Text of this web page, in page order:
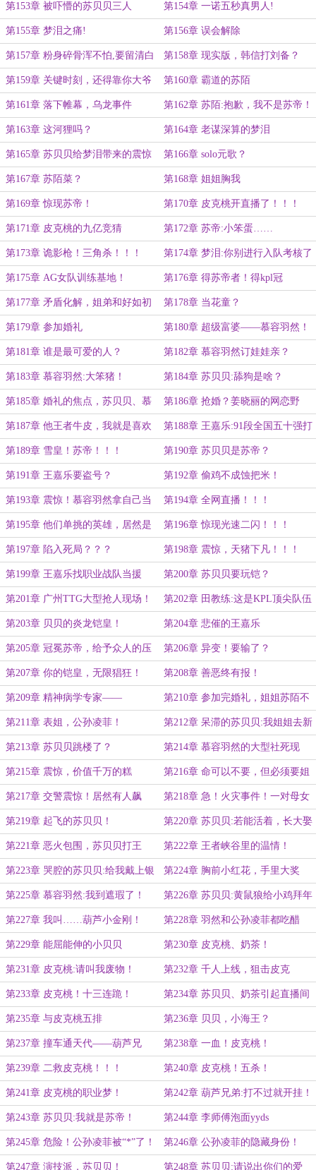
第153章 被吓懵的苏贝贝三人 第154章 一诺五秒真男人!
第155章 梦泪之痛! 第156章 误会解除
第157章 粉身碎骨浑不怕,要留清白
在人间
第158章 现实版，韩信打刘备？
第159章 关键时刻，还得靠你大爷 第160章 霸道的苏陌
第161章 落下帷幕，乌龙事件 第162章 苏陌:抱歉，我不是苏帝！
第163章 这河狸吗？ 第164章 老谋深算的梦泪
第165章 苏贝贝给梦泪带来的震惊 第166章 solo元歌？
第167章 苏陌菜？ 第168章 姐姐胸我
第169章 惊现苏帝！ 第170章 皮克桃开直播了！！！
第171章 皮克桃的九亿竞猜
币！！！
第172章 苏帝:小笨蛋……
第173章 诡影枪！三角杀！！！ 第174章 梦泪:你别进行入队考核了
第175章 AG女队训练基地！ 第176章 得苏帝者！得kpl冠
军！！！
第177章 矛盾化解，姐弟和好如初 第178章 当花童？
第179章 参加婚礼 第180章 超级富婆——慕容羽然！
第181章 谁是最可爱的人？ 第182章 慕容羽然订娃娃亲？
第183章 慕容羽然:大笨猪！ 第184章 苏贝贝:舔狗是啥？
第185章 婚礼的焦点，苏贝贝、慕
容羽然！！！
第186章 抢婚？姜晓丽的网恋野
王！！！
第187章 他王者牛皮，我就是喜欢
他！！！
第188章 王嘉乐:91段全国五十强打
野！！！
第189章 雪皇！苏帝！！！ 第190章 苏贝贝是苏帝？
第191章 王嘉乐要盗号？ 第192章 偷鸡不成蚀把米！
第193章 震惊！慕容羽然拿自己当
比赛赌注！
第194章 全网直播！！！
第195章 他们单挑的英雄，居然是
它！
第196章 惊现光速二闪！！！
第197章 陷入死局？？？ 第198章 震惊，天猪下凡！！！
第199章 王嘉乐找职业战队当援
手！！！
第200章 苏贝贝要玩铠？
第201章 广州TTG大型抢人现场！ 第202章 田教练:这是KPL顶尖队伍
才有的配合！
第203章 贝贝的炎龙铠皇！ 第204章 悲催的王嘉乐
第205章 冠冕苏帝，给予众人的压
迫感！！！
第206章 异变！要输了？
第207章 你的铠皇，无限猖狂！ 第208章 善恶终有报！
第209章 精神病学专家——
SuBeiBei！
第210章 参加完婚礼，姐姐苏陌不
见了！
第211章 表姐，公孙凌菲！ 第212章 呆滞的苏贝贝:我姐姐去新
疆了？
第213章 苏贝贝跳楼了？ 第214章 慕容羽然的大型社死现
场！！！
第215章 震惊，价值千万的糕
点！！！
第216章 命可以不要，但必须要姐
姐！！！
第217章 交警震惊！居然有人飙
车！
第218章 急！火灾事件！一对母女
被困！
第219章 起飞的苏贝贝！ 第220章 苏贝贝:若能活着，长大娶
你为妻！
第221章 恶火包围，苏贝贝打王
者！
第222章 王者峡谷里的温情！
第223章 哭腔的苏贝贝:给我戴上银
手铐吧！
第224章 胸前小红花，手里大奖
状，美滋滋！
第225章 慕容羽然:我到遮瑕了！ 第226章 苏贝贝:黄鼠狼给小鸡拜年
第227章 我叫……葫芦小金刚！ 第228章 羽然和公孙凌菲都吃醋
了！
第229章 能屈能伸的小贝贝 第230章 皮克桃、奶茶！
第231章 皮克桃:请叫我废物！ 第232章 千人上线，狙击皮克
桃！！！
第233章 皮克桃！十三连跪！ 第234章 苏贝贝、奶茶引起直播间
的轰动！
第235章 与皮克桃五排 第236章 贝贝，小海王？
第237章 撞车通天代——葫芦兄
弟！
第238章 一血！皮克桃！
第239章 二救皮克桃！！！ 第240章 皮克桃！五杀！
第241章 皮克桃的职业梦！ 第242章 葫芦兄弟:打不过就开挂！
第243章 苏贝贝:我就是苏帝！ 第244章 李师傅泡面yyds
第245章 危险！公孙凌菲被“*”了！ 第246章 公孙凌菲的隐藏身份！
第247章 演技派，苏贝贝！ 第248章 苏贝贝:请说出你们的爱